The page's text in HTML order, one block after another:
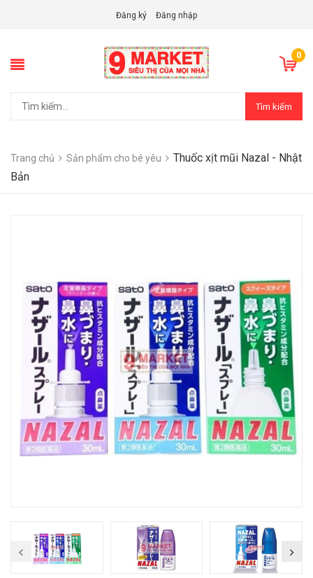
Đăng ký Đăng nhập
0
Tìm kiếm
Trang chủ Sản phẩm cho bé yêu
Thuốc xịt mũi Nazal - Nhật
Bản